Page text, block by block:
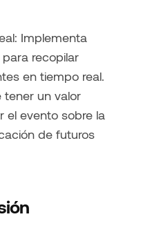
Implementa
recopilar
en tiempo real.
tener un valor
el evento sobre la
de futuros
ón